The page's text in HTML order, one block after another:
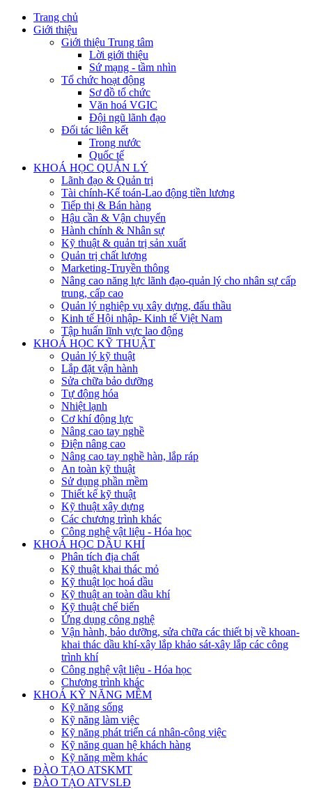
Trang chủ
Giới thiệu
Giới thiệu Trung tâm
Lời giới thiệu
Sứ mạng - tầm nhìn
Tổ chức hoạt động
Sơ đồ tổ chức
Văn hoá VGIC
Đội ngũ lãnh đạo
Đối tác liên kết
Trong nước
Quốc tế
KHOÁ HỌC QUẢN LÝ
Lãnh đạo & Quản trị
Tài chính-Kế toán-Lao động tiền lương
Tiếp thị & Bán hàng
Hậu cần & Vận chuyển
Hành chính & Nhân sự
Kỹ thuật & quản trị sản xuất
Quản trị chất lượng
Marketing-Truyền thông
Nâng cao năng lực lãnh đạo-quản lý cho nhân sự cấp
trung, cấp cao
Quản lý nghiệp vụ xây dựng, đấu thầu
Kinh tế Hội nhập- Kinh tế Việt Nam
Tập huấn lĩnh vực lao động
KHOÁ HỌC KỸ THUẬT
Quản lý kỹ thuật
Lắp đặt vận hành
Sửa chữa bảo dưỡng
Tự động hóa
Nhiệt lạnh
Cơ khí động lực
Nâng cao tay nghề
Điện nâng cao
Nâng cao tay nghề hàn, lắp ráp
An toàn kỹ thuật
Sử dụng phần mềm
Thiết kế kỹ thuật
Kỹ thuật xây dựng
Các chương trình khác
Công nghệ vật liệu - Hóa học
KHOÁ HỌC DẦU KHÍ
Phân tích địa chất
Kỹ thuật khai thác mỏ
Kỹ thuật lọc hoá dầu
Kỹ thuật an toàn dầu khí
Kỹ thuật chế biến
Ứng dụng công nghệ
Vận hành, bảo dưỡng, sửa chữa các thiết bị về khoan-
khai thác dầu khí-xây lắp khảo sát-xây lắp các công
trình khí
Công nghệ vật liệu - Hóa học
Chương trình khác
KHOÁ KỸ NĂNG MỀM
Kỹ năng sống
Kỹ năng làm việc
Kỹ năng phát triển cá nhân-công việc
Kỹ năng quan hệ khách hàng
Kỹ năng mềm khác
ĐÀO TẠO ATSKMT
ĐÀO TẠO ATVSLĐ